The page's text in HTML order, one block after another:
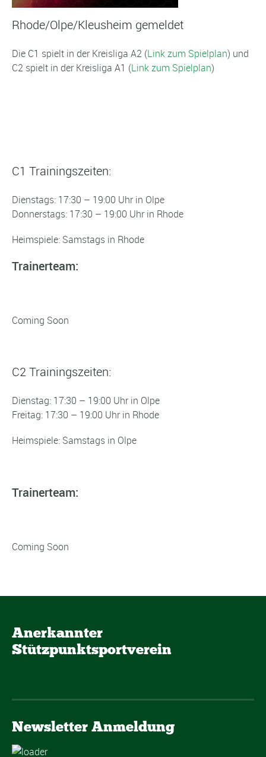
Rhode/Olpe/Kleusheim gemeldet
Die C1 spielt in der Kreisliga A2 (Link zum Spielplan) und
C2 spielt in der Kreisliga A1 (Link zum Spielplan)
C1 Trainingszeiten:
Dienstags: 17:30 – 19:00 Uhr in Olpe
Donnerstags: 17:30 – 19:00 Uhr in Rhode
Heimspiele: Samstags in Rhode
Trainerteam:
Coming Soon
C2 Trainingszeiten:
Dienstag: 17:30 – 19:00 Uhr in Olpe
Freitag: 17:30 – 19:00 Uhr in Rhode
Heimspiele: Samstags in Olpe
Trainerteam:
Coming Soon
Anerkannter
Stützpunktsportverein
Newsletter Anmeldung